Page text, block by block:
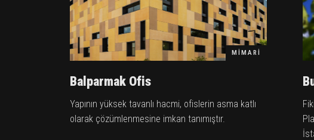
MIMARI
Balparmak Ofis
Yapının yüksek tavanlı hacmi, ofislerin asma katlı
olarak çözümlenmesine imkan tanımıştır.